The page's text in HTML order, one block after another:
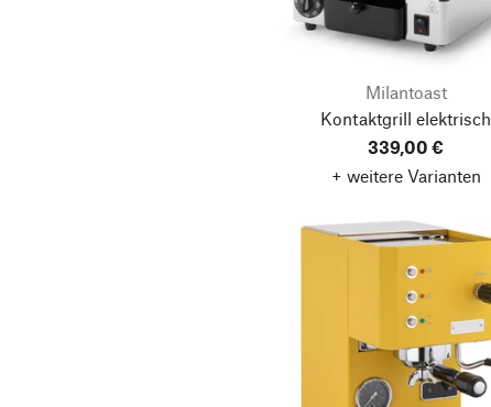
Milantoast
Kontaktgrill elektrisch
339,00 €
+ weitere Varianten